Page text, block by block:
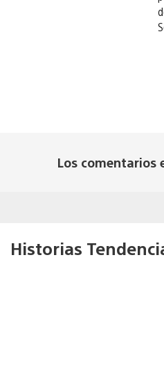
Los comentarios
Historias